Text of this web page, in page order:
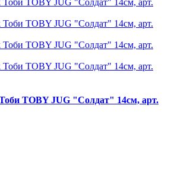
TOBY JUG "Солдат" 14см, арт.